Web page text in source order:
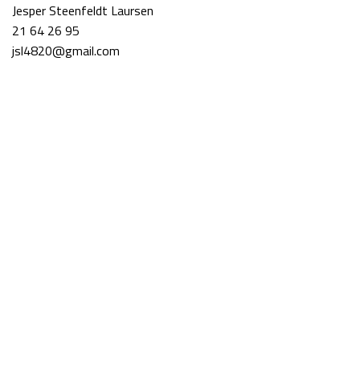
Jesper Steenfeldt Laursen
21 64 26 95
jsl4820@gmail.com